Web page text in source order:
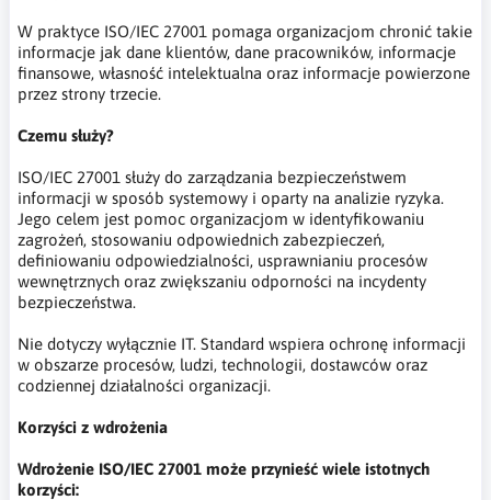
W praktyce ISO/IEC 27001 pomaga organizacjom chronić takie
informacje jak dane klientów, dane pracowników, informacje
finansowe, własność intelektualna oraz informacje powierzone
przez strony trzecie.
Czemu służy?
ISO/IEC 27001 służy do zarządzania bezpieczeństwem
informacji w sposób systemowy i oparty na analizie ryzyka.
Jego celem jest pomoc organizacjom w identyfikowaniu
zagrożeń, stosowaniu odpowiednich zabezpieczeń,
definiowaniu odpowiedzialności, usprawnianiu procesów
wewnętrznych oraz zwiększaniu odporności na incydenty
bezpieczeństwa.
Nie dotyczy wyłącznie IT. Standard wspiera ochronę informacji
w obszarze procesów, ludzi, technologii, dostawców oraz
codziennej działalności organizacji.
Korzyści z wdrożenia
Wdrożenie ISO/IEC 27001 może przynieść wiele istotnych
korzyści: